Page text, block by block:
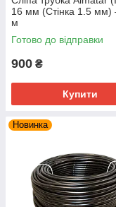
16 мм (Стінка 1.5
м
Готово до відправки
900 ₴
Купити
Новинка